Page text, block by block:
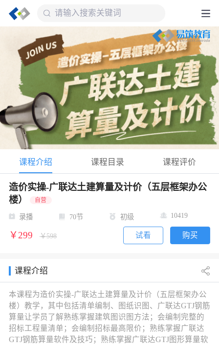
课程介绍 课程目录 课程评价
造价实操-广联达土建算量及计价（五层框架办公
楼）
自营
录播 70节 初级 10419
￥299 ￥598 购买
试看
课程介绍
本课程为造价实操-广联达土建算量及计价（五层框架办公
楼）教学，其中包括清单编制、图纸识图、广联达GTJ钢筋
算量让学员了解熟练掌握建筑图识图方法；会编制完整的
招标工程量清单；会编制招标最高限价；熟练掌握广联达
GTJ钢筋算量软件及技巧；熟练掌握广联达GTJ图形算量软